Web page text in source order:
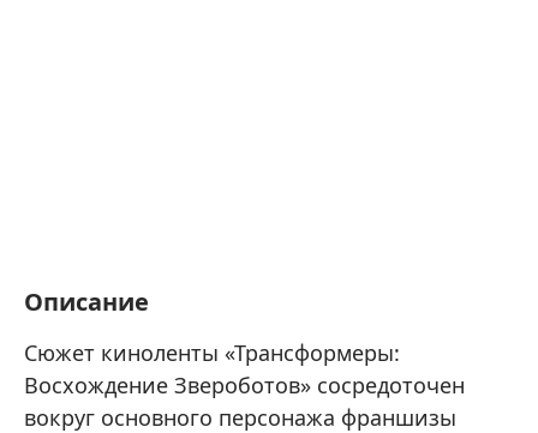
Описание
Сюжет киноленты «Трансформеры:
Восхождение Звероботов» сосредоточен
вокруг основного персонажа франшизы